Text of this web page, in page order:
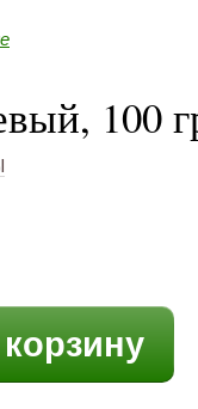
100